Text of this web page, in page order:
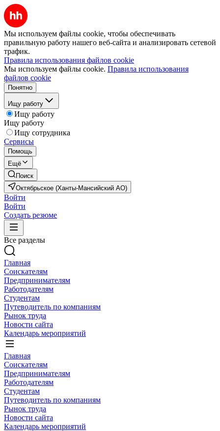
Мы используем файлы cookie, чтобы обеспечивать
правильную работу нашего веб-сайта и анализировать сетевой
трафик.
Правила использования файлов cookie
Мы используем файлы cookie. Правила использования
файлов cookie
Понятно
Ищу работу
Ищу работу
Ищу работу
Ищу сотрудника
Сервисы
Помощь
Ещё
Поиск
Октябрьское (Ханты-Мансийский АО)
Войти
Войти
Создать резюме
Все разделы
Главная
Соискателям
Предпринимателям
Работодателям
Студентам
Путеводитель по компаниям
Рынок труда
Новости сайта
Календарь мероприятий
Главная
Соискателям
Предпринимателям
Работодателям
Студентам
Путеводитель по компаниям
Рынок труда
Новости сайта
Календарь мероприятий